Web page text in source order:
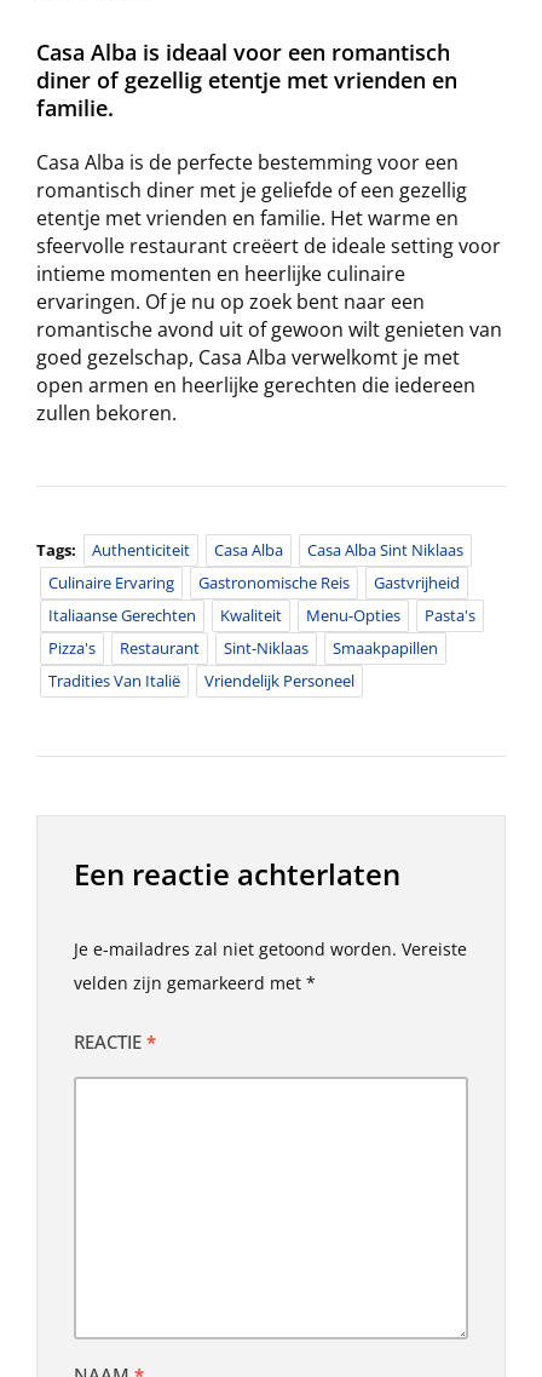
Casa Alba is ideaal voor een romantisch
diner of gezellig etentje met vrienden en
familie.
Casa Alba is de perfecte bestemming voor een
romantisch diner met je geliefde of een gezellig
etentje met vrienden en familie. Het warme en
sfeervolle restaurant creëert de ideale setting voor
intieme momenten en heerlijke culinaire
ervaringen. Of je nu op zoek bent naar een
romantische avond uit of gewoon wilt genieten van
goed gezelschap, Casa Alba verwelkomt je met
open armen en heerlijke gerechten die iedereen
zullen bekoren.
Tags: Authenticiteit Casa Alba
Casa Alba Sint Niklaas
Culinaire Ervaring
Gastronomische Reis
Gastvrijheid
Italiaanse Gerechten
Kwaliteit Menu-Opties
Pasta's
Pizza's
Restaurant Sint-Niklaas
Smaakpapillen
Tradities Van Italië
Vriendelijk Personeel
Een reactie achterlaten
Je e-mailadres zal niet getoond worden. Vereiste
velden zijn gemarkeerd met *
REACTIE *